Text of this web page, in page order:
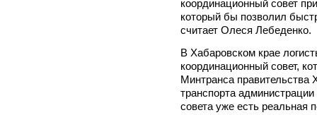
координационный совет
который бы позволил
считает Олеся Лебеденко.
В Хабаровском крае
координационный совет,
Минтранса правительства
транспорта
совета уже есть реальная